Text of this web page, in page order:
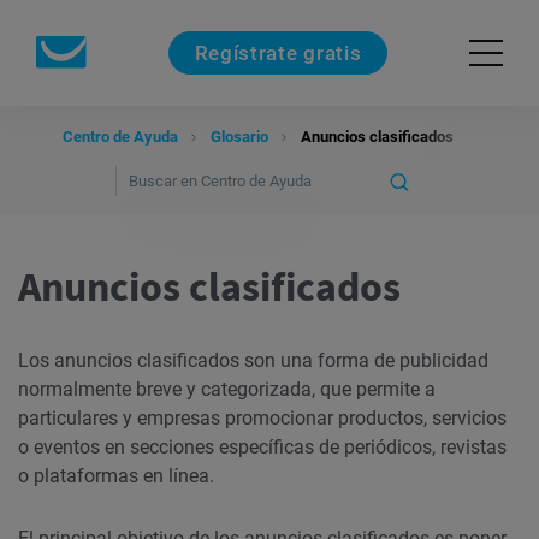
Regístrate gratis
Centro de Ayuda Glosario Anuncios clasificados
Anuncios clasificados
Los anuncios clasificados son una forma de publicidad
normalmente breve y categorizada, que permite a
particulares y empresas promocionar productos, servicios
o eventos en secciones específicas de periódicos, revistas
o plataformas en línea.